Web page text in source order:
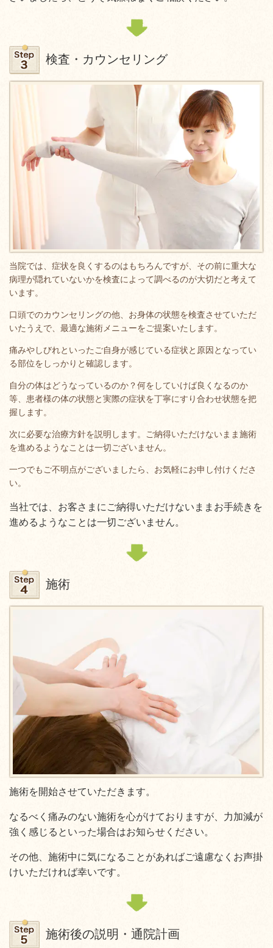
検査・カウンセリング
当院では、症状を良くするのはもちろんですが、その前に重大な
病理が隠れていないかを検査によって調べるのが大切だと考えて
います。
口頭でのカウンセリングの他、お身体の状態を検査させていただ
いたうえで、最適な施術メニューをご提案いたします。
痛みやしびれといったご自身が感じている症状と原因となってい
る部位をしっかりと確認します。
自分の体はどうなっているのか？何をしていけば良くなるのか
等、患者様の体の状態と実際の症状を丁寧にすり合わせ状態を把
握します。
次に必要な治療方針を説明します。ご納得いただけないまま施術
を進めるようなことは一切ございません。
一つでもご不明点がございましたら、お気軽にお申し付けくださ
い。
当社では、お客さまにご納得いただけないままお手続きを
進めるようなことは一切ございません。
施術
施術を開始させていただきます。
なるべく痛みのない施術を心がけておりますが、力加減が
強く感じるといった場合はお知らせください。
その他、施術中に気になることがあればご遠慮なくお声掛
けいただければ幸いです。
施術後の説明・通院計画